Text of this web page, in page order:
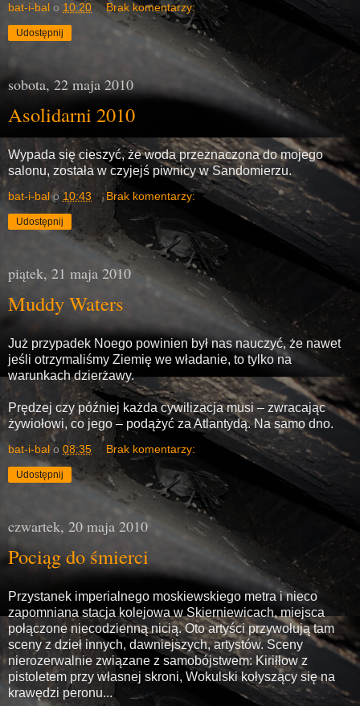
bat-i-bal o 10:20 Brak komentarzy:
Udostępnij
sobota, 22 maja 2010
Asolidarni 2010
Wypada się cieszyć, że woda przeznaczona do mojego
salonu, została w czyjejś piwnicy w Sandomierzu.
bat-i-bal o 10:43 Brak komentarzy:
Udostępnij
piątek, 21 maja 2010
Muddy Waters
Już przypadek Noego powinien był nas nauczyć, że nawet
jeśli otrzymaliśmy Ziemię we władanie, to tylko na
warunkach dzierżawy.
Prędzej czy później każda cywilizacja musi – zwracając
żywiołowi, co jego – podążyć za Atlantydą. Na samo dno.
bat-i-bal o 08:35 Brak komentarzy:
Udostępnij
czwartek, 20 maja 2010
Pociąg do śmierci
Przystanek imperialnego moskiewskiego metra i nieco
zapomniana stacja kolejowa w Skierniewicach, miejsca
połączone niecodzienną nicią. Oto artyści przywołują tam
sceny z dzieł innych, dawniejszych, artystów. Sceny
nierozerwalnie związane z samobójstwem: Kiriłłow z
pistoletem przy własnej skroni, Wokulski kołyszący się na
krawędzi peronu...